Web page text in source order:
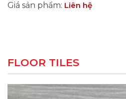
Giá sản phẩm: Liên hệ
FLOOR TILES